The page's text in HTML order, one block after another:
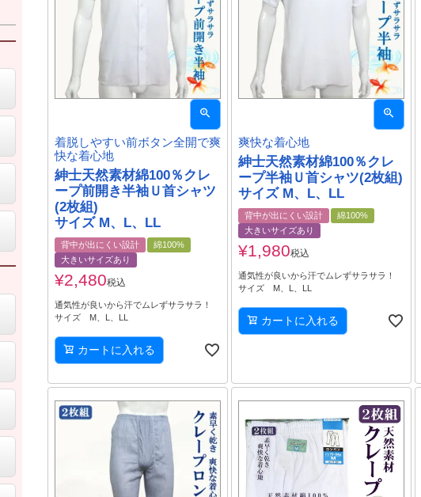
着脱しやすい前ボタン全開で爽
快な着心地
紳士天然素材綿100％クレ
ープ前開き半袖Ｕ首シャツ
(2枚組)
サイズ M、L、LL
背中が出にくい設計
綿100%
大きいサイズあり
¥2,480税込
通気性が良いから汗でムレずサラサラ！
サイズ M、L、LL
カートに入れる
爽快な着心地
紳士天然素材綿100％クレ
ープ半袖Ｕ首シャツ(2枚組)
サイズ M、L、LL
背中が出にくい設計
綿100%
大きいサイズあり
¥1,980税込
通気性が良いから汗でムレずサラサラ！
サイズ M、L、LL
カートに入れる